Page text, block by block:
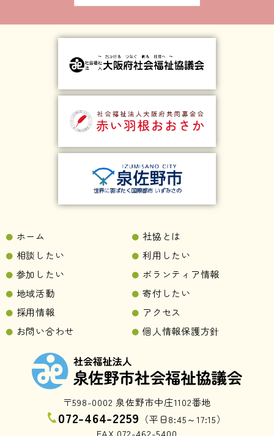
〒598-0002 泉佐野市中庄1102番地
072-464-2259 （平日8:45～17:15）
FAX 072-462-5400
ホーム
社協とは
相談したい
利用したい
参加したい
ボランティア情報
地域活動
寄付したい
採用情報
アクセス
お問い合わせ
個人情報保護方針